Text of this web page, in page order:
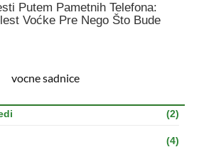
Putem Pametnih Telefona:
Voćke Pre Nego Što Bude
(2)
(4)